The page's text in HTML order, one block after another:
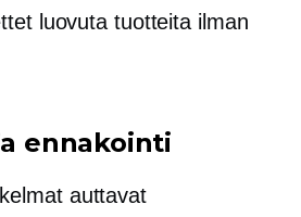
luovuta tuotteita ilman
ennakointi
auttavat